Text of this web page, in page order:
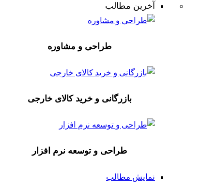
آخرین مطالب
طراحی و مشاوره
بازرگانی و خرید کالای خارجی
طراحی و توسعه نرم افزار
نمایش مطالب